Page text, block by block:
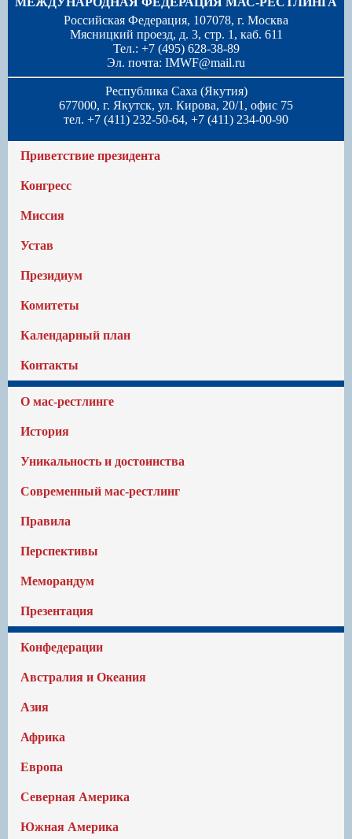
Российская Федерация, 107078, г. Москва
Мясницкий проезд, д. 3, стр. 1, каб. 611
Тел.: +7 (495) 628-38-89
Эл. почта: IMWF@mail.ru
Республика Саха (Якутия)
677000, г. Якутск, ул. Кирова, 20/1, офис 75
тел. +7 (411) 232-50-64, +7 (411) 234-00-90
Приветствие президента
Конгресс
Миссия
Устав
Президиум
Комитеты
Календарный план
Контакты
О мас-рестлинге
История
Уникальность и достоинства
Современный мас-рестлинг
Правила
Перспективы
Меморандум
Презентация
Конфедерации
Австралия и Океания
Азия
Африка
Европа
Северная Америка
Южная Америка